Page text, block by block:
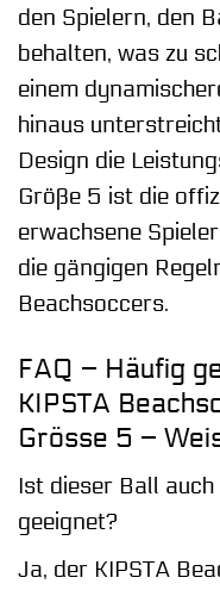
den Spielern, den
behalten, was zu
einem
hinaus
Design die
Größe 5 ist die
erwachsene
die gängigen
Beachsoccers.
FAQ – Häufig
KIPSTA
Grösse 5 –
Ist dieser Ball
geeignet?
Ja, der KIPSTA